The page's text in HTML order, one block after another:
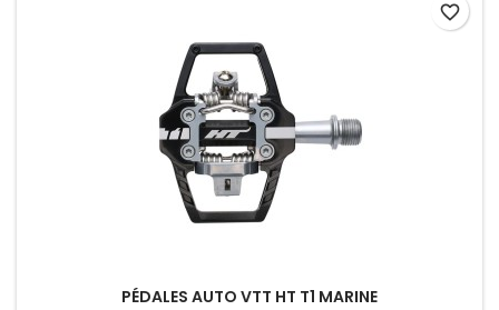
PÉDALES AUTO VTT HT T1 MARINE
favorite_border